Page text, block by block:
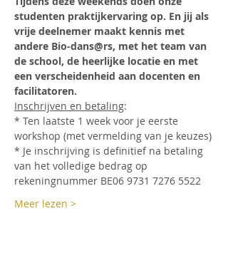
studenten praktijkervaring op. En jij als
vrije deelnemer maakt kennis met
andere Bio-dans@rs, met het team van
de school, de heerlijke locatie en met
een verscheidenheid aan docenten en
facilitatoren.
Inschrijven en betaling:
* Ten laatste 1 week voor je eerste
workshop (met vermelding van je keuzes)
* Je inschrijving is definitief na betaling
van het volledige bedrag op
rekeningnummer BE06 9731 7276 5522
Meer lezen >